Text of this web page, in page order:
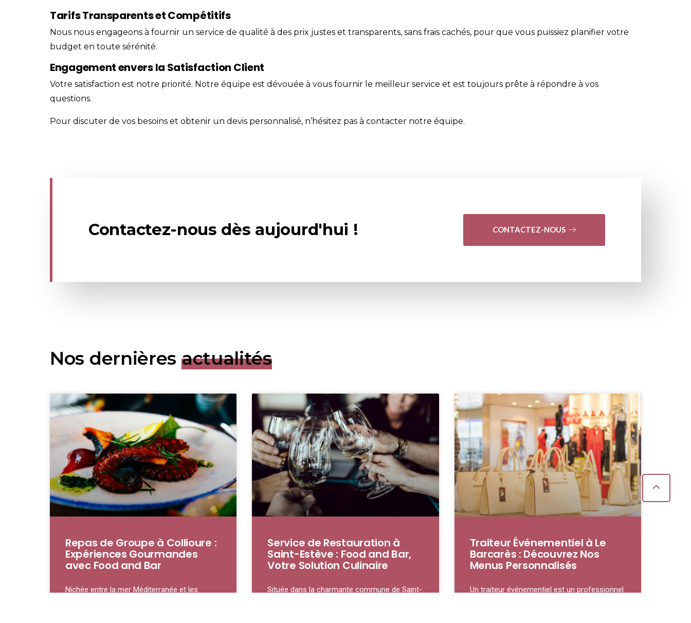
Tarifs Transparents et Compétitifs
Nous nous engageons à fournir un service de qualité à des prix justes et transparents, sans frais cachés, pour que vous puissiez planifier votre
budget en toute sérénité.
Engagement envers la Satisfaction Client
Votre satisfaction est notre priorité. Notre équipe est dévouée à vous fournir le meilleur service et est toujours prête à répondre à vos
questions.
Pour discuter de vos besoins et obtenir un devis personnalisé, n’hésitez pas à contacter notre équipe.
Contactez-nous dès aujourd'hui ! CONTACTEZ-NOUS
Nos dernières actualités
Repas de Groupe à Collioure :
Expériences Gourmandes
avec Food and Bar
Nichée entre la mer Méditerranée et les
Service de Restauration à
Saint-Estève : Food and Bar,
Votre Solution Culinaire
Située dans la charmante commune de Saint-
Traiteur Événementiel à Le
Barcarès : Découvrez Nos
Menus Personnalisés
Un traiteur événementiel est un professionnel